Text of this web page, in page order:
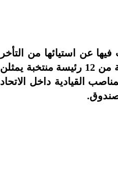
عن استيائها من التأخر
غير المبرر في عقد الاجتماع الأول للهيئة الإدارية الجديدة المكوّنة من 12 رئيسة منتخبة يمثلن
القيادية داخل الاتحاد